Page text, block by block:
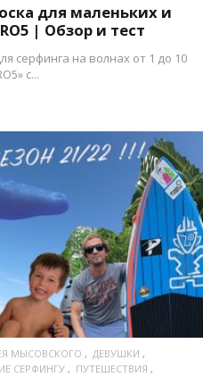
для маленьких и
| Обзор и тест
серфинга на волнах от 1 до 10
с...
МЫСОВСКОГО
ДЕВУШКИ
СЕРФИНГУ
ПУТЕШЕСТВИЯ